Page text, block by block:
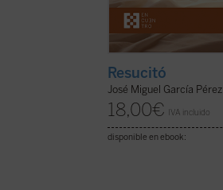
Resucitó
José Miguel García Pérez
18,00€ IVA incluido
disponible en ebook: